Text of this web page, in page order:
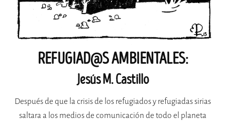
REFUGIAD@S AMBIENTALES:
Jesús M. Castillo
Después de que la crisis de los refugiados y refugiadas sirias
saltara a los medios de comunicación de todo el planeta